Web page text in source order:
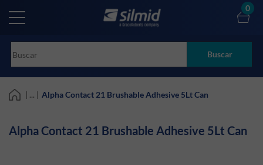
main
Buscar
0
| ... | Alpha Contact 21 Brushable Adhesive 5Lt Can
Alpha Contact 21 Brushable Adhesive 5Lt Can